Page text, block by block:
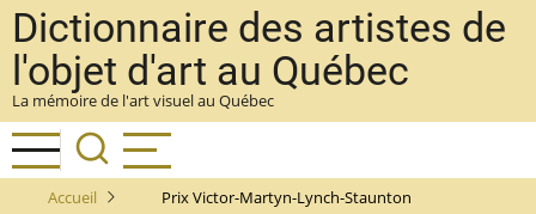
Aller
au
contenu
principal
Dictionnaire des artistes de
l'objet d'art au Québec
La mémoire de l'art visuel au Québec
Accueil Prix Victor-Martyn-Lynch-Staunton